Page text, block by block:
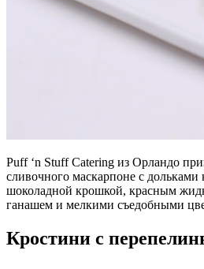
Puff ‘n Stuff Catering из Орландо
сливочного маскарпоне с дольками
шоколадной крошкой, красным
ганашем и мелкими съедобными
Кростини с